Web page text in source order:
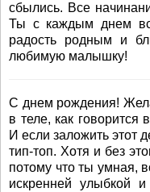
сбылись. Все
Ты с каждым днем
радость родным и
любимую малышку!
С днем рождения!
в теле, как
И если заложить этот
тип-топ. Хотя и без
потому что ты умная,
искренней улыбкой